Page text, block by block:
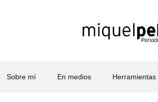
Sobre mí En medios Herramientas